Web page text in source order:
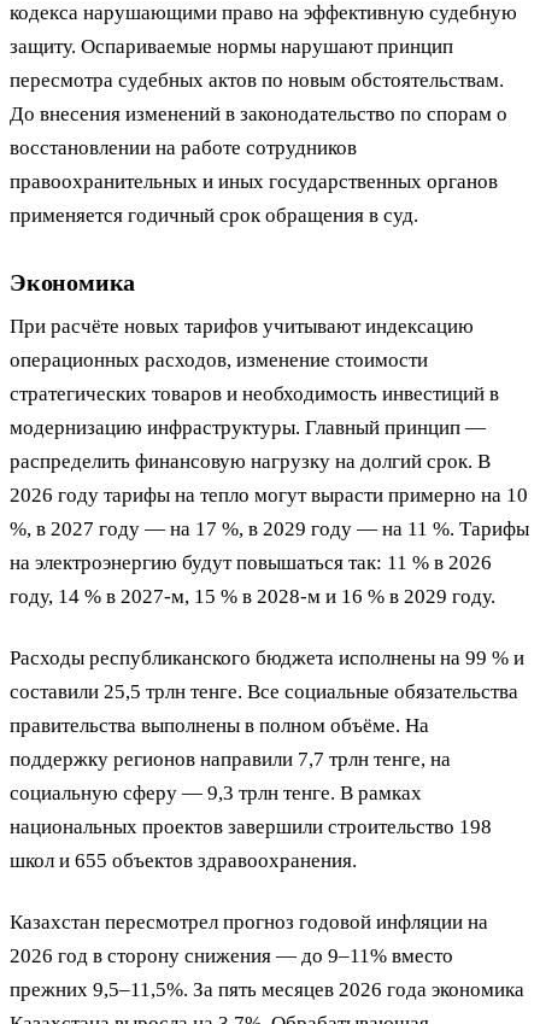
кодекса нарушающими право на эффективную судебную
защиту. Оспариваемые нормы нарушают принцип
пересмотра судебных актов по новым обстоятельствам.
До внесения изменений в законодательство по спорам о
восстановлении на работе сотрудников
правоохранительных и иных государственных органов
применяется годичный срок обращения в суд.
Экономика
При расчёте новых тарифов учитывают индексацию
операционных расходов, изменение стоимости
стратегических товаров и необходимость инвестиций в
модернизацию инфраструктуры. Главный принцип —
распределить финансовую нагрузку на долгий срок. В
2026 году тарифы на тепло могут вырасти примерно на 10
%, в 2027 году — на 17 %, в 2029 году — на 11 %. Тарифы
на электроэнергию будут повышаться так: 11 % в 2026
году, 14 % в 2027-м, 15 % в 2028-м и 16 % в 2029 году.
Расходы республиканского бюджета исполнены на 99 % и
составили 25,5 трлн тенге. Все социальные обязательства
правительства выполнены в полном объёме. На
поддержку регионов направили 7,7 трлн тенге, на
социальную сферу — 9,3 трлн тенге. В рамках
национальных проектов завершили строительство 198
школ и 655 объектов здравоохранения.
Казахстан пересмотрел прогноз годовой инфляции на
2026 год в сторону снижения — до 9–11% вместо
прежних 9,5–11,5%. За пять месяцев 2026 года экономика